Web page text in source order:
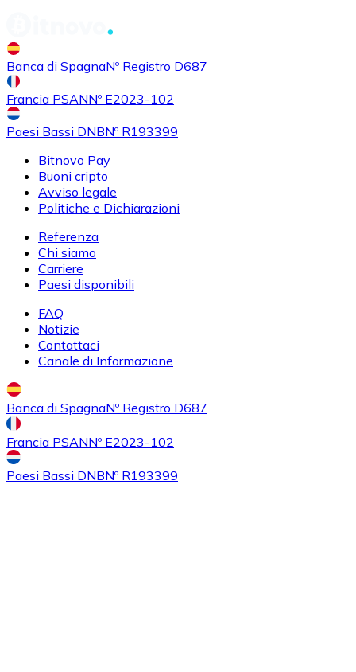
AcquistareShiba Inucon bonifico bancario
SHIB
AcquistareUniswap
UNI
Acquistare
carta
Banca di SpagnaNº Registro D687
Francia PSANNº E2023-102
Paesi Bassi DNBNº R193399
Bitnovo Pay
Buoni cripto
Avviso legale
Politiche e Dichiarazioni
Referenza
Chi siamo
Carriere
Paesi disponibili
FAQ
Notizie
Contattaci
Canale di Informazione
Banca di SpagnaNº Registro D687
Francia PSANNº E2023-102
Paesi Bassi DNBNº R193399